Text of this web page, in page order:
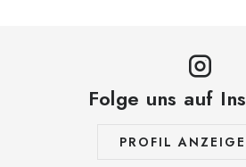
Folge uns auf
PROFIL